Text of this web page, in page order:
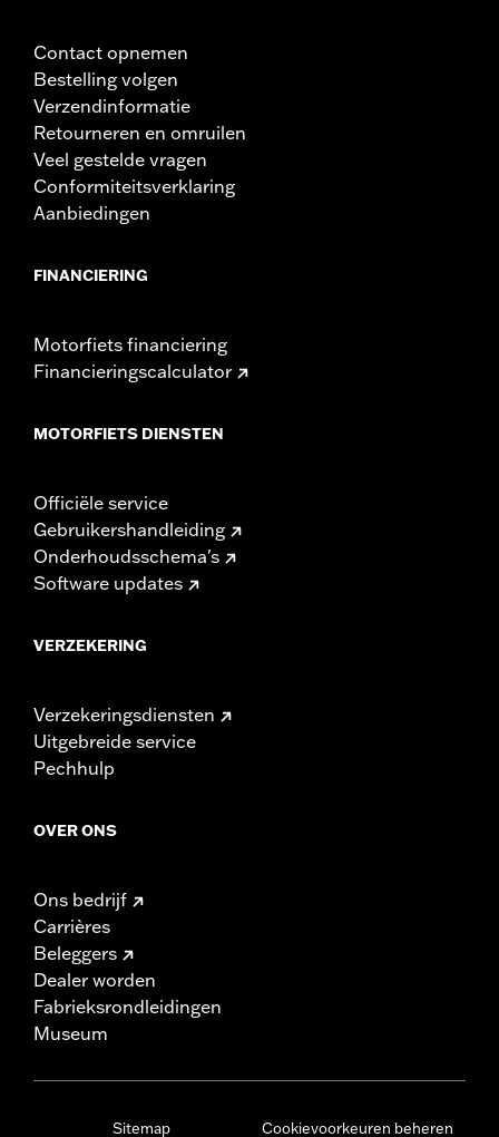
Contact opnemen
Bestelling volgen
Verzendinformatie
Retourneren en omruilen
Veel gestelde vragen
Conformiteitsverklaring
Aanbiedingen
FINANCIERING
Motorfiets financiering
Financieringscalculator
MOTORFIETS DIENSTEN
Officiële service
Gebruikershandleiding
Onderhoudsschema's
Software updates
VERZEKERING
Verzekeringsdiensten
Uitgebreide service
Pechhulp
OVER ONS
Ons bedrijf
Carrières
Beleggers
Dealer worden
Fabrieksrondleidingen
Museum
Sitemap Cookievoorkeuren beheren